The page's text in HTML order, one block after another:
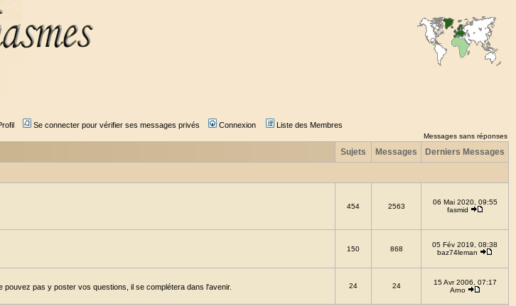
Se connecter pour vérifier ses messages privés Connexion Liste des Membres
Messages sans réponses
Sujets Messages Derniers Messages
454 2563
06 Mai 2020, 09:55
fasmid
150 868
05 Fév 2019, 08:38
baz74leman
pas y poster vos questions, il se complétera dans l'avenir. 24 24
15 Avr 2006, 07:17
Arno